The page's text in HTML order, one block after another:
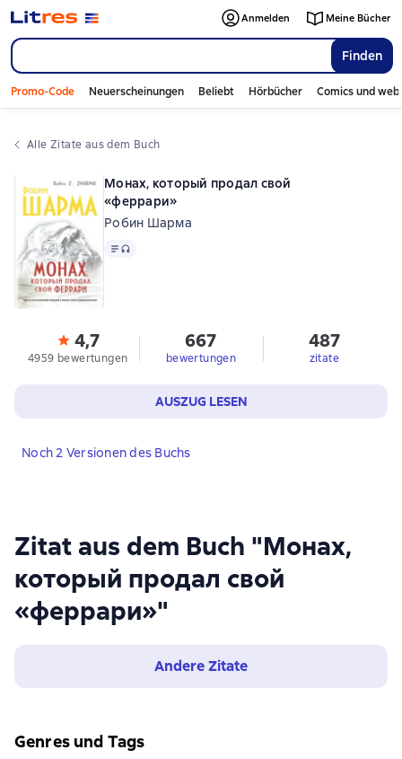
Finden
Anmelden Meine Bücher
Promo-Code Neuerscheinungen Beliebt Hörbücher Comics und
Alle Zitate aus dem Buch
Zitat aus dem Buch "Монах,
который продал свой
«феррари»"
Andere Zitate
Монах, который продал свой
«феррари»
Робин Шарма
Text, Audioformat verfügbar
4,7
4959 bewertungen
667
bewertungen
487
zitate
AUSZUG LESEN
Noch 2 Versionen des Buchs
Genres und Tags